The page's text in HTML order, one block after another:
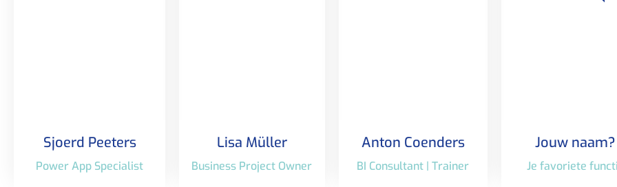
Sjoerd Peeters
Power App Specialist
Lisa Müller
Business Project Owner
Anton Coenders
BI Consultant | Trainer
Jouw naam?
Je favoriete